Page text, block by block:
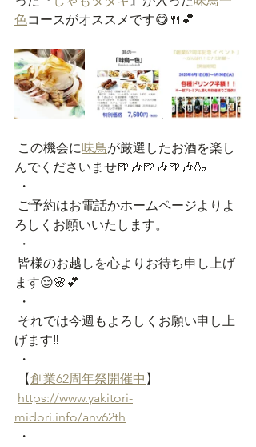
色コースがオススメです😋🍴💕
この機会に味鳥が厳選したお酒を楽し
んでくださいませ🍺🎶🍺🎶🍺🎶🍶
・
ろしくお願いいたします。
・
ます😌🌸💕
・
げます‼️
・
【創業62周年祭開催中 】
https://www.yakitori-
midori.info/anv62th
・